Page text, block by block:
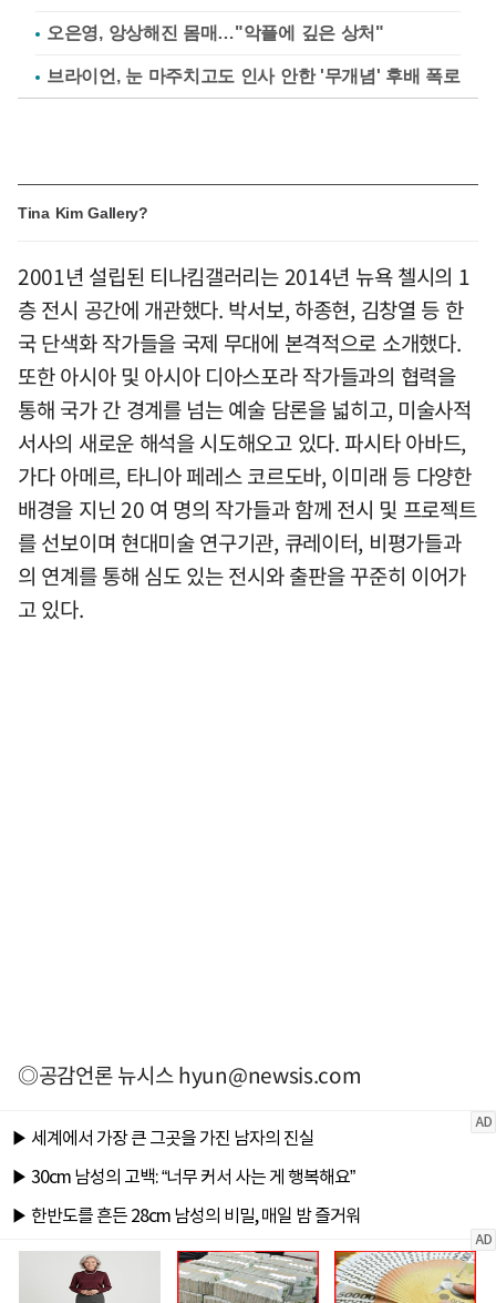
오은영, 앙상해진 몸매…"악플에 깊은 상처"
브라이언, 눈 마주치고도 인사 안한 '무개념' 후배 폭로
Tina Kim Gallery?
2001년 설립된 티나킴갤러리는 2014년 뉴욕 첼시의 1
층 전시 공간에 개관했다. 박서보, 하종현, 김창열 등 한
국 단색화 작가들을 국제 무대에 본격적으로 소개했다.
또한 아시아 및 아시아 디아스포라 작가들과의 협력을
통해 국가 간 경계를 넘는 예술 담론을 넓히고, 미술사적
서사의 새로운 해석을 시도해오고 있다. 파시타 아바드,
가다 아메르, 타니아 페레스 코르도바, 이미래 등 다양한
배경을 지닌 20 여 명의 작가들과 함께 전시 및 프로젝트
를 선보이며 현대미술 연구기관, 큐레이터, 비평가들과
의 연계를 통해 심도 있는 전시와 출판을 꾸준히 이어가
고 있다.
◎공감언론 뉴시스hyun@newsis.com